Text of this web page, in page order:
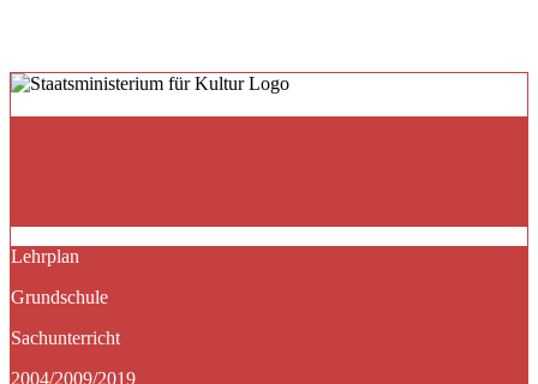
Lehrplan
Grundschule
Sachunterricht
2004/2009/2019